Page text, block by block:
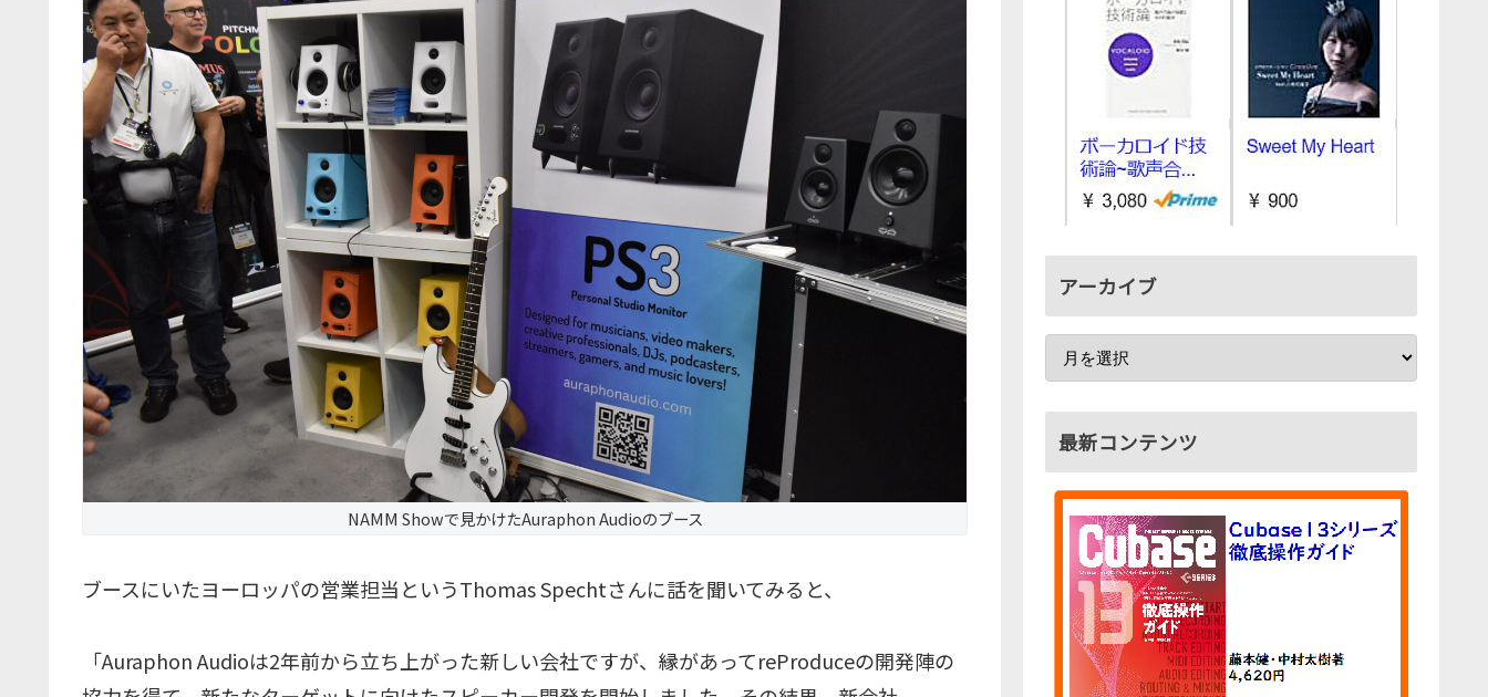
NAMM Showで見かけたAuraphon Audioのブース
ブースにいたヨーロッパの営業担当というThomas Spechtさんに話を聞いてみると、
「Auraphon Audioは2年前から立ち上がった新しい会社ですが、 縁があってreProduceの開発陣の
アーカイブ
最新コンテンツ